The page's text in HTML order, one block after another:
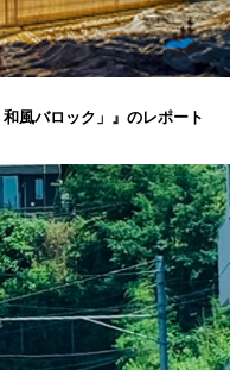
風バロック」』のレポート